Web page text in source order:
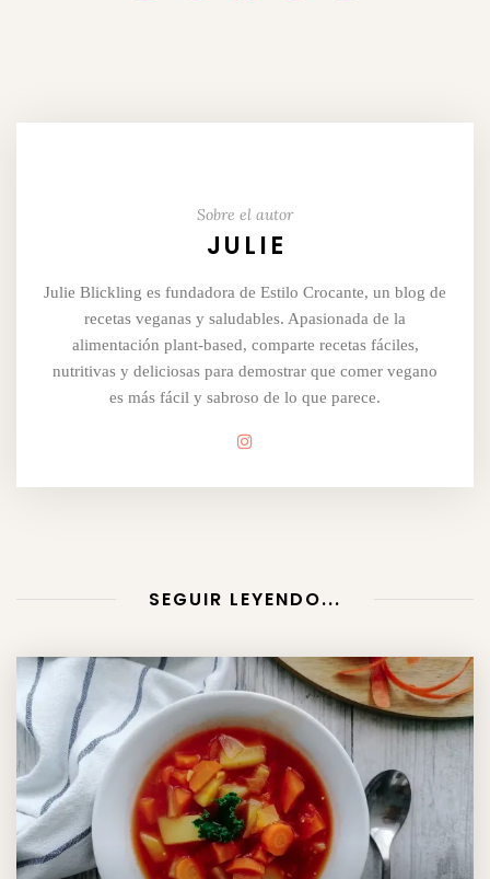
Sobre el autor
JULIE
Julie Blickling es fundadora de Estilo Crocante, un blog de
recetas veganas y saludables. Apasionada de la
alimentación plant-based, comparte recetas fáciles,
nutritivas y deliciosas para demostrar que comer vegano
es más fácil y sabroso de lo que parece.
SEGUIR LEYENDO...